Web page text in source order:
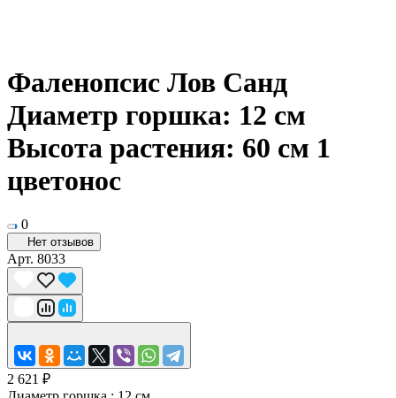
Фаленопсис Лов Санд
Диаметр горшка: 12 см
Высота растения: 60 см 1
цветонос
0
Нет отзывов
Арт. 8033
2 621 ₽